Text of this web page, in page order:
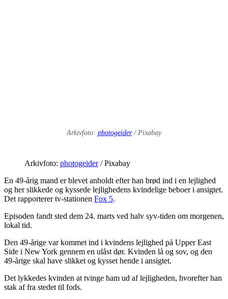
Arkivfoto: photogeider/ Pixabay
Arkivfoto: photogeider/ Pixabay
En 49-årig mand er blevet anholdt efter han brød ind i en lejlighed
og her slikkede og kyssede lejlighedens kvindelige beboer i ansigtet.
Det rapporterer tv-stationen Fox 5.
Episoden fandt sted dem 24. marts ved halv syv-tiden om morgenen,
lokal tid.
Den 49-årige var kommet ind i kvindens lejlighed på Upper East
Side i New York gennem en ulåst dør. Kvinden lå og sov, og den
49-årige skal have slikket og kysset hende i ansigtet.
Det lykkedes kvinden at tvinge ham ud af lejligheden, hvorefter han
stak af fra stedet til fods.